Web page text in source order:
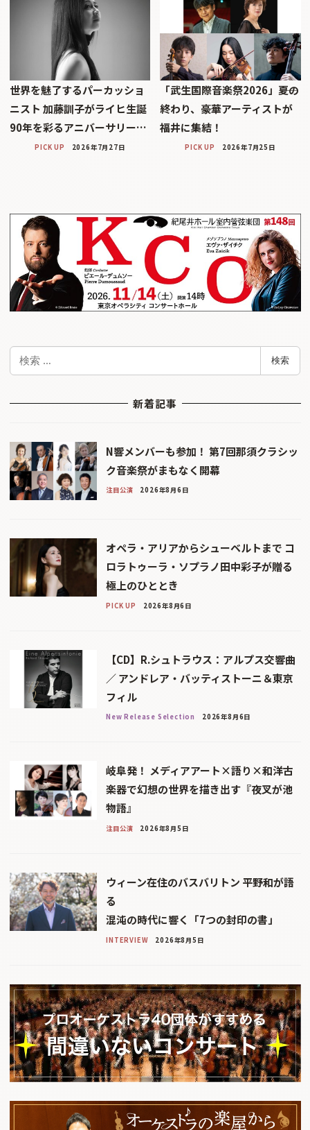
世界を魅了するパーカッショ
ニスト 加藤訓子がライヒ生誕
90年を彩るアニバーサリー…
PICK UP 2026年7月27日
「武生国際音楽祭2026」――夏の
終わり、豪華アーティストが
福井に集結！
PICK UP 2026年7月25日
検
検索
新着記事
N響メンバーも参加！ 第7回那須クラシッ
ク音楽祭がまもなく開幕
注目公演 2026年8月6日
オペラ・アリアからシューベルトまで コ
ロラトゥーラ・ソプラノ田中彩子が贈る
極上のひととき
PICK UP 2026年8月6日
【CD】R.シュトラウス：アルプス交響曲
／ アンドレア・バッティストーニ＆東京
フィル
New Release Selection 2026年8月6日
岐阜発！ メディアアート×語り×和洋古
楽器で幻想の世界を描き出す『夜叉が池
物語』
注目公演 2026年8月5日
ウィーン在住のバスバリトン 平野和が語
る
混沌の時代に響く「7つの封印の書」
INTERVIEW 2026年8月5日